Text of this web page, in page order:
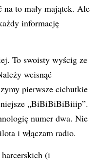
to mały majątek. Ale
informację
To swoisty wyścig ze
wcisnąć
pierwsze cichutkie
„BiBiBiBiBiiip”.
numer dwa. Nie
i włączam radio.
(i